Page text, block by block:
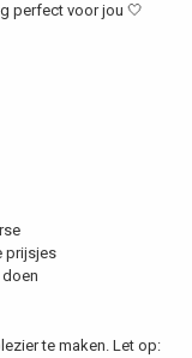
perfect voor jou 🤍
prijsjes
te maken. Let op: